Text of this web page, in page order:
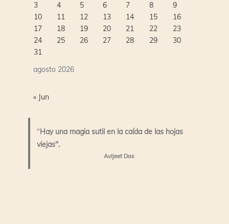
agosto 2026
3
4 5 6 7 8
9
10
11 12 13 14 15
16
17
18 19 20 21 22
23
24
25 26 27 28 29
30
31
« Jun
"Hay una magia sutil en la caída de las hojas
viejas".
Avijeet Das